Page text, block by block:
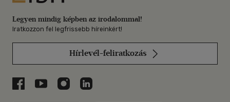
Legyen mindig képben az irodalommal!
Iratkozzon fel legfrissebb híreinkért!
Hírlevél-feliratkozás
Libri a Facebookon
Libri a Youtube-on
Libri az Instagramon
Libri a LinkedInen